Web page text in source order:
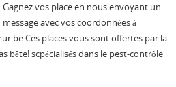
Gagnez vos place en nous envoyant un
message avec vos coordonnées à
Ces places vous sont offertes par la
bête! scpécialisés dans le pest-contrôle